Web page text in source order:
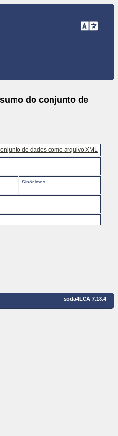
do conjunto de
de dados como arquivo XML
Sinônimos
soda4LCA 7.18.4